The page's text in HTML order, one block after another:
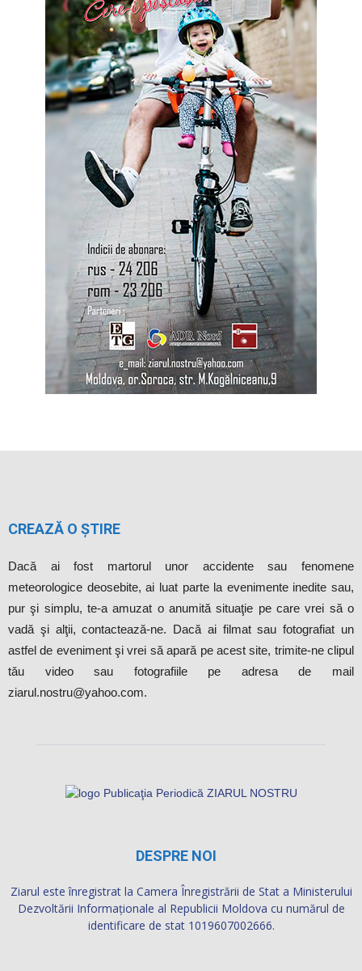
CREAZĂ O ȘTIRE
Dacă ai fost martorul unor accidente sau fenomene
meteorologice deosebite, ai luat parte la evenimente inedite sau,
pur şi simplu, te-a amuzat o anumită situaţie pe care vrei să o
vadă şi alţii, contactează-ne. Dacă ai filmat sau fotografiat un
astfel de eveniment şi vrei să apară pe acest site, trimite-ne clipul
tău video sau fotografiile pe adresa de mail
ziarul.nostru@yahoo.com.
DESPRE NOI
Ziarul este înregistrat la Camera Înregistrării de Stat a Ministerului
Dezvoltării Informaţionale al Republicii Moldova cu numărul de
identificare de stat 1019607002666.